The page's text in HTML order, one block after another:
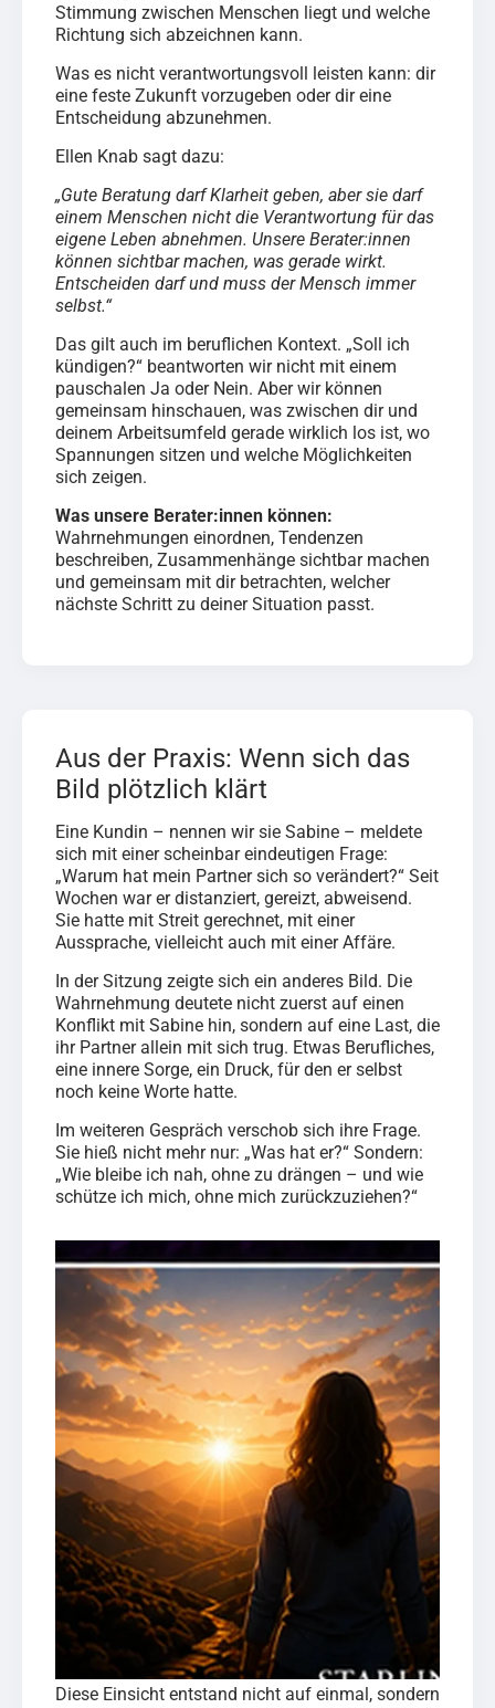
Stimmung zwischen Menschen liegt und welche
Richtung sich abzeichnen kann.
Was es nicht verantwortungsvoll leisten kann: dir
eine feste Zukunft vorzugeben oder dir eine
Entscheidung abzunehmen.
Ellen Knab sagt dazu:
„Gute Beratung darf Klarheit geben, aber sie darf
einem Menschen nicht die Verantwortung für das
eigene Leben abnehmen. Unsere Berater:innen
können sichtbar machen, was gerade wirkt.
Entscheiden darf und muss der Mensch immer
selbst.“
Das gilt auch im beruflichen Kontext. „Soll ich
kündigen?“ beantworten wir nicht mit einem
pauschalen Ja oder Nein. Aber wir können
gemeinsam hinschauen, was zwischen dir und
deinem Arbeitsumfeld gerade wirklich los ist, wo
Spannungen sitzen und welche Möglichkeiten
sich zeigen.
Was unsere Berater:innen können:
Wahrnehmungen einordnen, Tendenzen
beschreiben, Zusammenhänge sichtbar machen
und gemeinsam mit dir betrachten, welcher
nächste Schritt zu deiner Situation passt.
Aus der Praxis: Wenn sich das
Bild plötzlich klärt
Eine Kundin – nennen wir sie Sabine – meldete
sich mit einer scheinbar eindeutigen Frage:
„Warum hat mein Partner sich so verändert?“ Seit
Wochen war er distanziert, gereizt, abweisend.
Sie hatte mit Streit gerechnet, mit einer
Aussprache, vielleicht auch mit einer Affäre.
In der Sitzung zeigte sich ein anderes Bild. Die
Wahrnehmung deutete nicht zuerst auf einen
Konflikt mit Sabine hin, sondern auf eine Last, die
ihr Partner allein mit sich trug. Etwas Berufliches,
eine innere Sorge, ein Druck, für den er selbst
noch keine Worte hatte.
Im weiteren Gespräch verschob sich ihre Frage.
Sie hieß nicht mehr nur: „Was hat er?“ Sondern:
„Wie bleibe ich nah, ohne zu drängen – und wie
schütze ich mich, ohne mich zurückzuziehen?“
Diese Einsicht entstand nicht auf einmal, sondern